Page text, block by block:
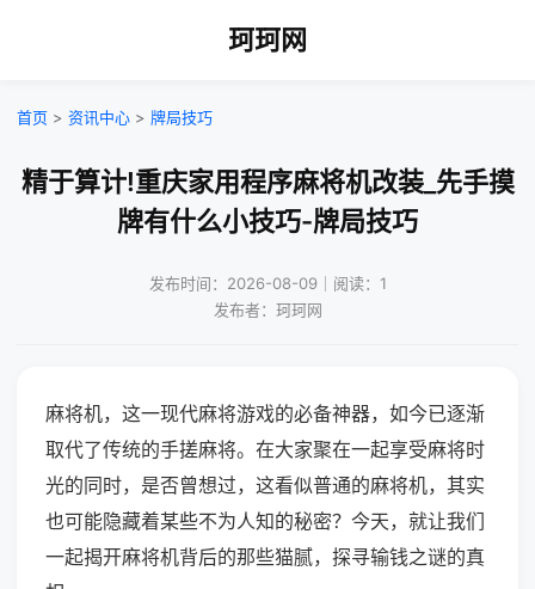
珂珂网
首页 > 资讯中心 > 牌局技巧
精于算计!重庆家用程序麻将机改装_先手摸
牌有什么小技巧-牌局技巧
发布时间：2026-08-09｜阅读：1
发布者：珂珂网
麻将机，这一现代麻将游戏的必备神器，如今已逐渐
取代了传统的手搓麻将。在大家聚在一起享受麻将时
光的同时，是否曾想过，这看似普通的麻将机，其实
也可能隐藏着某些不为人知的秘密？今天，就让我们
一起揭开麻将机背后的那些猫腻，探寻输钱之谜的真